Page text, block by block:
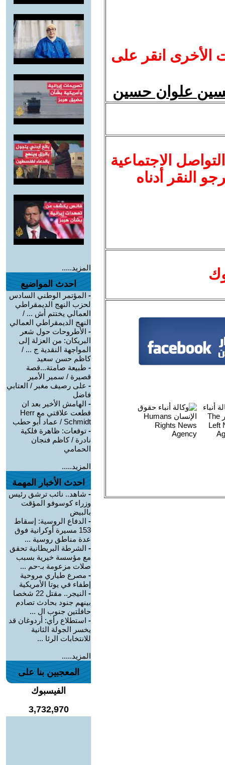
الأخرى انقر على
الاجتماعية
النقر أدناه
المزيد.....
احدث المواضيع
- المؤتمر الوطني السادس
لحزب النهج الديمقراطي
العمالي يختتم أش ... /
النهج الديمقراطي العمالي
- الأطروحات حول شعر
البريكان: من العزلة إلى
المواجهة النقدية ج ... /
كاظم حسن سعيد
- طبيعة صامتة...قصة
قصيرة / سمير الأمير
- على رصيف مغبر / العتابي
فاضل
- الهامش الأخير بعد ان
قطعت علاقتي مع Herr
Schmidt / عماد أبو حطب
- توقعات: ظاهرة فلكية
نادرة / كاظم فنجان
الحمامي
المزيد.....
احدث الأخبار المهمة
- شاهد.. نائب ترشق رئيس
وزراء كوسوفو المؤقت
بالبيض
- الدفاع الروسية: إسقاط
153 مسيرة أوكرانية فوق
عدة مناطق روسية ...
- الشرطة البريطانية تحقق
مع مؤسسة خيرية بسبب
صلات مزعومة بـ-حم ...
- مصرع طياري مروحية
إطفاء في يوتا الأمريكية
-
النيجر.. مقتل 22 شخصا
بينهم جنود بحادث تصادم
حافلتين جنوب ال ...
- استطلاع رأي: أردوغان قد
يخسر الجولة الثانية
للانتخابات الرئا ...
المزيد.....
المعجبين بنا على
الفيسبوك
3,732,970